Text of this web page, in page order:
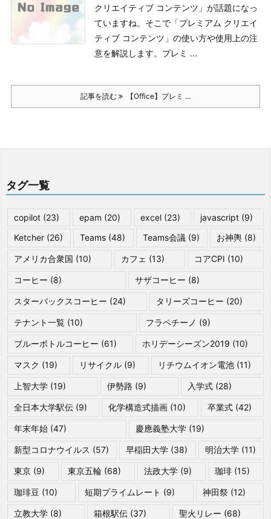
クリエイティブ コンテンツ」が話題になっ
ていますね。そこで「プレミアム クリエイ
ティブ コンテンツ」の使い方や使用上の注
意を解説します。 プレミ ...
記事を読む 【Office】プレミ ...
タグ一覧
copilot (23) epam (20) excel (23) javascript (9)
Ketcher (26) Teams (48) Teams会議 (9) お神輿(8)
アメリカ合衆国 (10) カフェ (13) コアCPI (10)
コーヒー (8) サザコーヒー (8)
スターバックスコーヒー (24) タリーズコーヒー (20)
テナント一覧 (10) フラペチーノ (9)
ブルーボトルコーヒー (61) ホリデーシーズン2019 (10)
マスク (19) リサイクル (9) リチウムイオン電池(11)
上智大学 (19) 伊勢路 (9) 入学式 (28)
全日本大学駅伝 (9) 化学構造式描画 (10) 卒業式(42)
年末年始 (47) 慶應義塾大学(19)
新型コロナウイルス (57) 早稲田大学 (38) 明治大学(11)
東京 (9) 東京五輪 (68) 法政大学 (9) 珈琲 (15)
珈琲豆 (10) 短期プライムレート (9) 神田祭(12)
立教大学 (8) 箱根駅伝 (37) 聖火リレー (68)